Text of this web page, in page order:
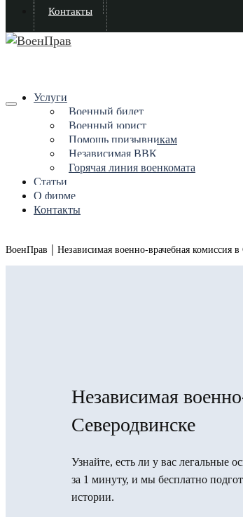
Контакты
Услуги
Военный билет
Военный юрист
Помощь призывникам
Независимая ВВК
Горячая линия военкомата
Статьи
О фирме
Контакты
ВоенПрав | Независимая военно-врачебная комиссия в
Независимая
Северодвинске
Узнайте, есть ли у вас легальные
за 1 минуту, и мы бесплатно
истории.